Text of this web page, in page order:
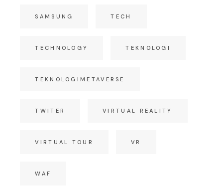
SAMSUNG TECH
TECHNOLOGY TEKNOLOGI
TEKNOLOGIMETAVERSE
TWITER VIRTUAL REALITY
VIRTUAL TOUR VR
WAF